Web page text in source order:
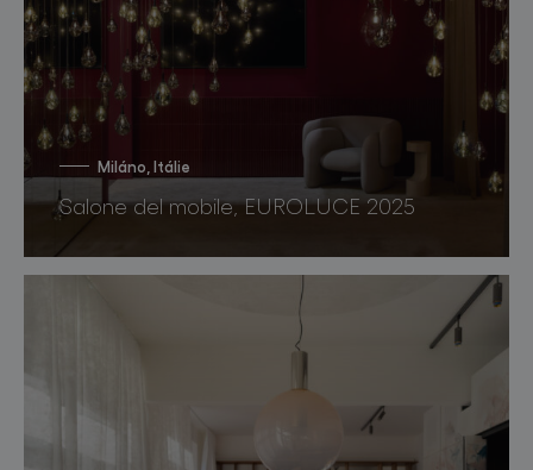
Miláno, Itálie
Salone del mobile, EUROLUCE 2025